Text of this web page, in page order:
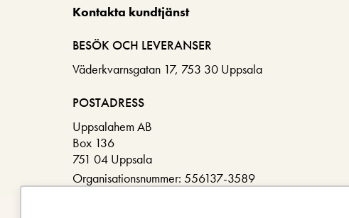
Kontakta kundtjänst
BESÖK OCH LEVERANSER
Väderkvarnsgatan 17, 753 30 Uppsala
POSTADRESS
Uppsalahem AB
Box 136
751 04 Uppsala
Organisationsnummer: 556137-3589